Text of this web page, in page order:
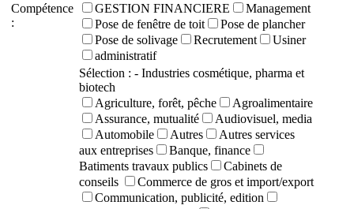
Compétence
:
GESTION FINANCIERE
Management
Pose de fenêtre de toit
Pose de plancher
Pose de solivage
Recrutement
Usiner
administratif
Sélection : - Industries cosmétique, pharma et
biotech
Agriculture, forêt, pêche
Agroalimentaire
Assurance, mutualité
Audiovisuel, media
Automobile
Autres
Autres services
aux entreprises
Banque, finance
Batiments travaux publics
Cabinets de
conseils
Commerce de gros et import/export
Communication, publicité, edition